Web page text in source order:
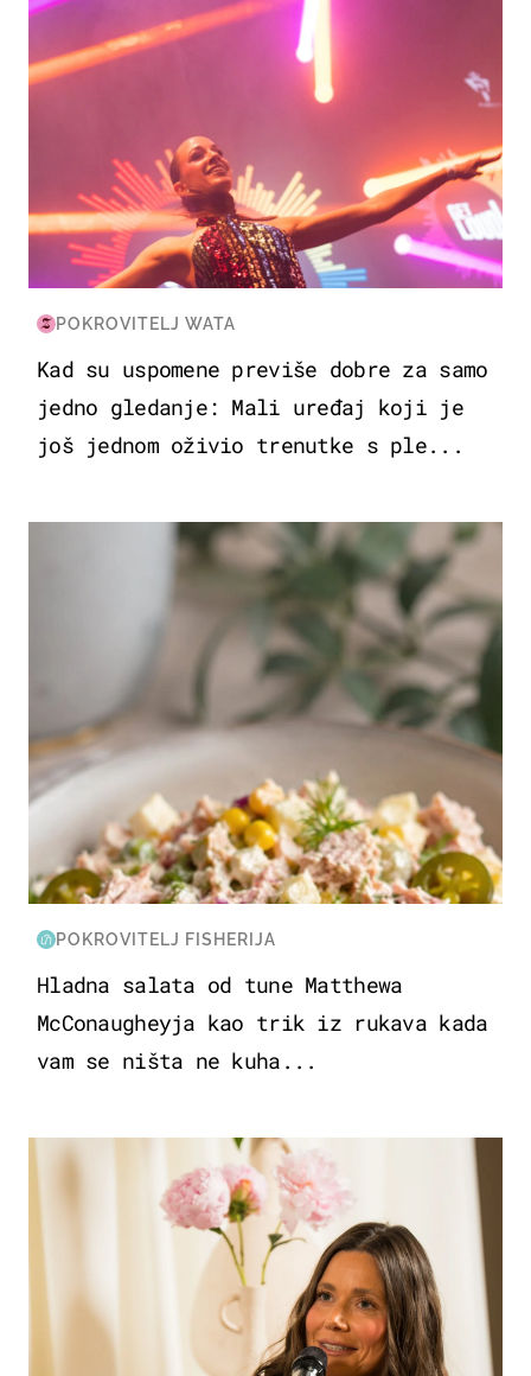
POKROVITELJ WATA
Kad su uspomene previše dobre za samo
jedno gledanje: Mali uređaj koji je
još jednom oživio trenutke s ple...
POKROVITELJ FISHERIJA
Hladna salata od tune Matthewa
McConaugheyja kao trik iz rukava kada
vam se ništa ne kuha...
MODA & LJEPOTA